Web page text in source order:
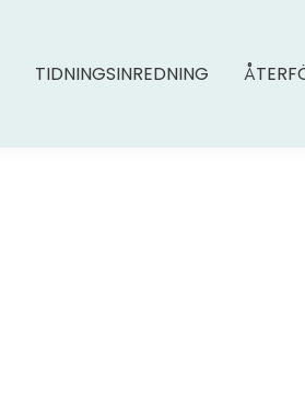
TIDNINGSINREDNING